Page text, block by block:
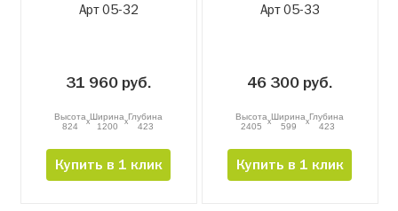
Арт 05-32
31 960 руб.
Высота
824
xШирина
1200
xГлубина
423
Купить в 1 клик
Арт 05-33
46 300 руб.
Высота
2405
xШирина
599
xГлубина
423
Купить в 1 клик